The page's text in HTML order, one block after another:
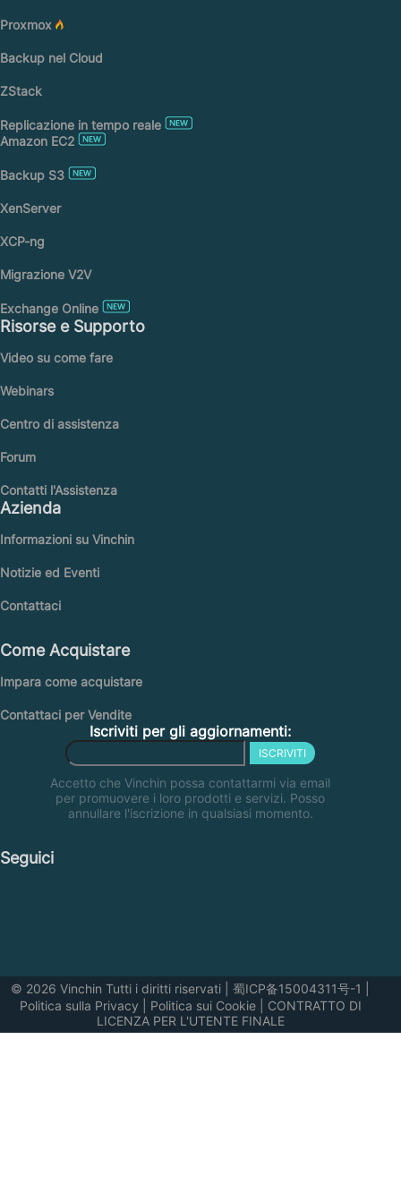
Proxmox
Backup nel Cloud
ZStack
Replicazione in tempo reale
Amazon EC2
Backup S3
XenServer
XCP-ng
Migrazione V2V
Exchange Online
Risorse e Supporto
Video su come fare
Webinars
Centro di assistenza
Forum
Contatti l'Assistenza
Azienda
Informazioni su Vinchin
Notizie ed Eventi
Contattaci
Come Acquistare
Impara come acquistare
Contattaci per Vendite
Iscriviti per gli aggiornamenti:
ISCRIVITI
Accetto che Vinchin possa contattarmi via email
per promuovere i loro prodotti e servizi. Posso
annullare l'iscrizione in qualsiasi momento.
Seguici
© 2026 Vinchin Tutti i diritti riservati |蜀ICP备15004311号-1
Politica sulla Privacy
Politica sui Cookie| CONTRATTO DI
LICENZA PER L'UTENTE FINALE